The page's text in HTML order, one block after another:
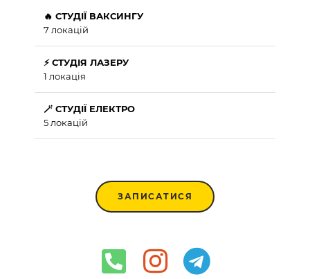
🔥 СТУДІЇ ВАКСИНГУ
7 локацій
⚡ СТУДІЯ ЛАЗЕРУ
1 локація
🪄 СТУДІЇ ЕЛЕКТРО
5 локацій
ЗАПИСАТИСЯ